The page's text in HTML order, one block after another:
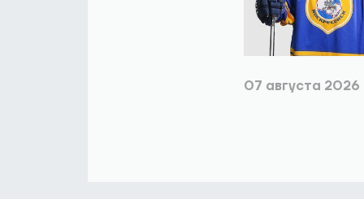
07 августа 2026